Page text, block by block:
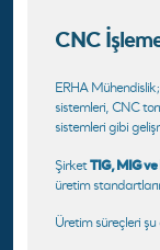
CNC
ERHA
sistemleri, CNC
sistemleri gibi
ŞirketTIG, MIG
üretim
Üretim süreçleri